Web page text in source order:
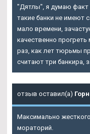
"Дятлы", я думаю факт
такие банки не имеют
мало времени,
качественно
раз, как лет тюрьмы
считают три банкира,
отзыв оставил(а)
Максимально
мораторий.